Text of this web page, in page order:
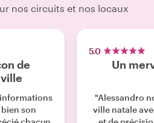
nos circuits et nos locaux
de
son
5.0
Un
"Alessandro
ville natale